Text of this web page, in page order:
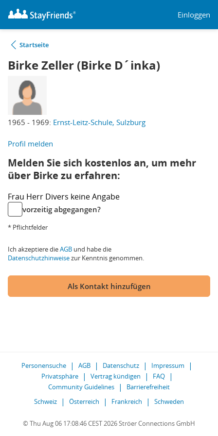
Einloggen
Startseite
Birke Zeller (Birke D´inka)
1965 - 1969: Ernst-Leitz-Schule, Sulzburg
Profil melden
Melden Sie sich kostenlos an, um mehr
über Birke zu erfahren:
Frau Herr Divers keine Angabe
vorzeitig abgegangen?
* Pflichtfelder
Ich akzeptiere dieAGB und habe die
Datenschutzhinweisezur Kenntnis genommen.
Als Kontakt hinzufügen
Personensuche AGB Datenschutz
Impressum
Privatsphäre
Vertrag kündigen
FAQ
Community Guidelines
Barrierefreiheit
Schweiz
Österreich Frankreich Schweden
© Thu Aug 06 17:08:46 CEST 2026 Ströer Connections GmbH